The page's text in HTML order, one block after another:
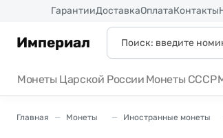
ГарантииДоставкаОплатаКонтакты
Империал
Монеты Царской России Монеты СССР
Главная Монеты Иностранные монеты